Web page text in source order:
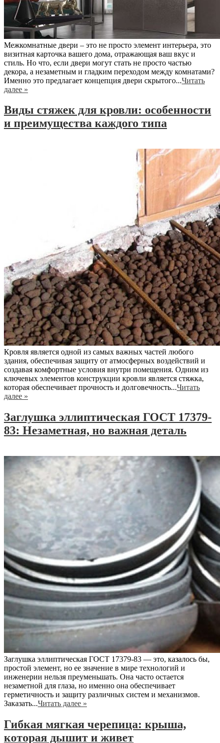
Межкомнатные двери – это не просто элемент интерьера, это
визитная карточка вашего дома, отражающая ваш вкус и
стиль. Но что, если двери могут стать не просто частью
декора, а незаметным и гладким переходом между комнатами?
Именно это предлагает концепция двери скрытого...Читать
далее »
Виды стяжек для кровли: особенности
и преимущества каждого типа
Кровля является одной из самых важных частей любого
здания, обеспечивая защиту от атмосферных воздействий и
создавая комфортные условия внутри помещения. Одним из
ключевых элементов конструкции кровли является стяжка,
которая обеспечивает прочность и долговечность...Читать
далее »
Заглушка эллиптическая ГОСТ 17379-
83: Незаметная, но важная деталь
Заглушка эллиптическая ГОСТ 17379-83 — это, казалось бы,
простой элемент, но ее значение в мире технологий и
инженерии нельзя преуменьшать. Она часто остается
незаметной для глаза, но именно она обеспечивает
герметичность и защиту различных систем и механизмов.
Заказать...Читать далее »
Гибкая мягкая черепица: крыша,
которая дышит и живет